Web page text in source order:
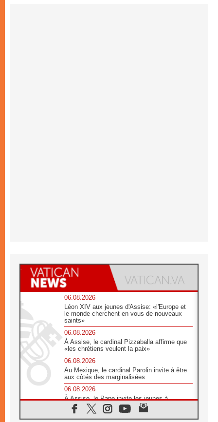
06.08.2026
Léon XIV aux jeunes d'Assise: «l'Europe et
le monde cherchent en vous de nouveaux
saints»
06.08.2026
À Assise, le cardinal Pizzaballa affirme que
«les chrétiens veulent la paix»
06.08.2026
Au Mexique, le cardinal Parolin invite à être
aux côtés des marginalisées
06.08.2026
À Assise, le Pape invite les jeunes à
«construire la civilisation de l'amour»
05.08.2026